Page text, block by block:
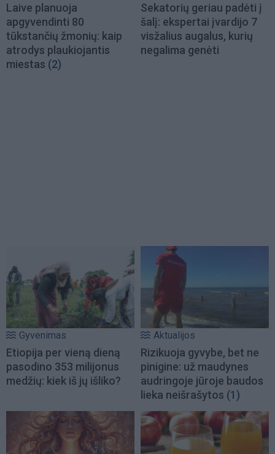
Laive planuoja
apgyvendinti 80
tūkstančių žmonių: kaip
atrodys plaukiojantis
miestas (2)
Sekatorių geriau padėti į
šalį: ekspertai įvardijo 7
visžalius augalus, kurių
negalima genėti
Gyvenimas
Etiopija per vieną dieną
pasodino 353 milijonus
medžių: kiek iš jų išliko?
Aktualijos
Rizikuoja gyvybe, bet ne
pinigine: už maudynes
audringoje jūroje baudos
lieka neišrašytos (1)